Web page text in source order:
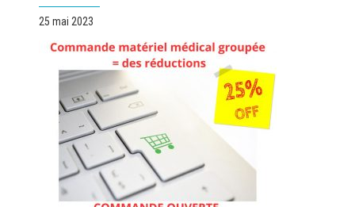
Publié
25 mai 2023